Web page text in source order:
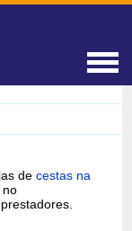
decestas na
no